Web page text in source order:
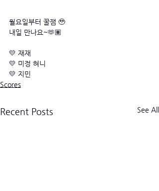
월요일부터 꿀잼 🥹
내일 만나요~🫶🏽
💛 재재
💛 미정 혀니
💛 지민
Scores
Recent Posts See All